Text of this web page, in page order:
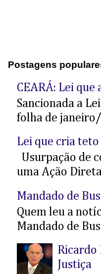
Postagens
CEARÁ: Lei
Sancionada a
folha de
Lei que cria
Usurpação de
uma Ação
Mandado de
Quem leu a
Mandado de
Ricardo
Justiça